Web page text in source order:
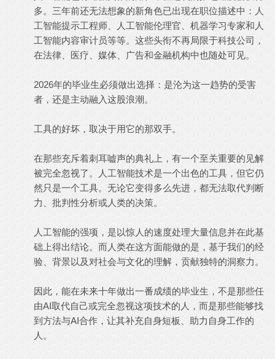
多。三年前还无法想象的新角色已出现在职位描述中：人
工智能提示工程师、人工智能伦理官、机器学习专家和人
工智能内容审计员等等。这些头衔不再局限于科技公司，
在法律、医疗、媒体、广告和金融机构中也随处可见。
2026年的毕业生必须做出选择：是沦为这一趋势的受害
者，还是主动融入这股浪潮。
工具的好坏，取决于用它的那双手。
在那些充斥着刺耳嘘声的典礼上，有一个至关重要的见解
被完全忽视了。人工智能技术是一个出色的工具，但它仍
然只是一个工具。无论它变得多么先进，都无法取代判断
力、批判性分析或人类的决策。
人工智能的强项，是以惊人的速度处理大量信息并在此基
础上得出结论。而人类在这方面能做的是，基于我们的经
验、背景以及对社会与文化的理解，贡献独特的洞察力。
因此，能在未来十年做出一番成绩的毕业生，不是那些任
由AI取代自己或完全忽视这项技术的人，而是那些能够找
到方法与AI合作，让其补充自身短板、助力自身工作的
人。